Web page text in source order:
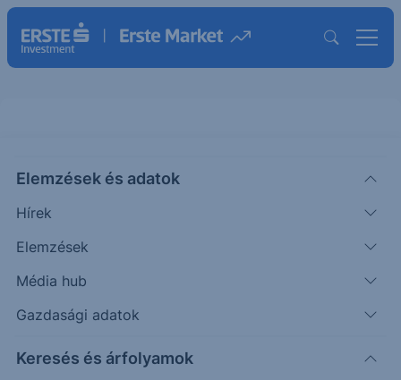
Elemzések és adatok
Hírek
Elemzések
Média hub
Gazdasági adatok
Keresés és árfolyamok
PLTR(USA)
Palantir Technologies Ord Shs
Class A
172.01
Időpont: 26.08.07. 22:00